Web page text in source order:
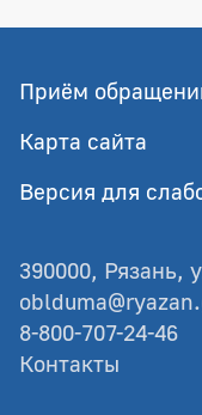
Приём
Карта сайта
Версия для
390000, Рязань,
8-800-707-24-46
Контакты